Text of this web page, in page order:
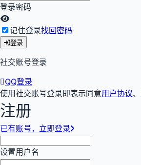
登录密码
记住登录找回密码
登录
社交账号登录
QQ登录
使用社交账号登录即表示同意用户协议、
注册
已有账号，立即登录
设置用户名